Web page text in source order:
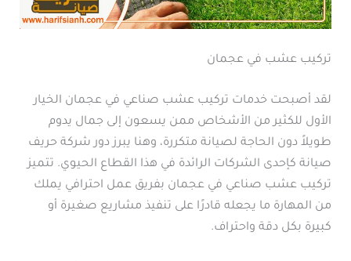
تركيب عشب في عجمان
لقد أصبحت خدمات تركيب عشب صناعي في عجمان الخيار
الأول للكثير من الأشخاص ممن يسعون إلى جمال يدوم
طويلاً دون الحاجة لصيانة متكررة، وهنا يبرز دور شركة حريف
صيانة كإحدى الشركات الرائدة في هذا القطاع الحيوي. تتميز
تركيب عشب صناعي في عجمان بفريق عمل احترافي يملك
من المهارة ما يجعله قادرًا على تنفيذ مشاريع صغيرة أو
كبيرة بكل دقة واحتراف.